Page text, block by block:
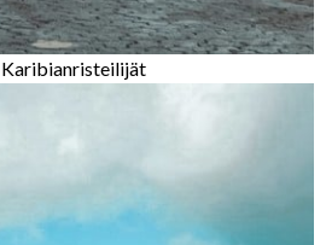
Karibianristeilijät